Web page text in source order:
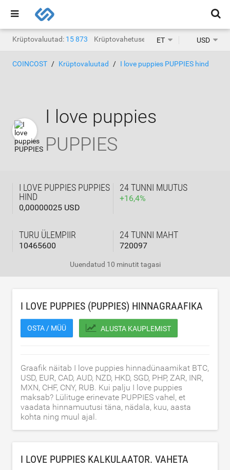
Krüptovaluutad: 15 873 Krüptovahetused: 1468
ET USD
COINCOST Krüptovaluutad I love puppies PUPPIES hind
I love puppies
PUPPIES
I LOVE PUPPIES PUPPIES
HIND
0,00000025 USD
24 TUNNI MUUTUS
+16,4%
TURU ÜLEMPIIR
10465600
24 TUNNI MAHT
720097
Uuendatud 10 minutit tagasi
I LOVE PUPPIES (PUPPIES) HINNAGRAAFIKA
OSTA / MÜÜ ALUSTA KAUPLEMIST
Graafik näitab I love puppies hinnadünaamikat BTC,
USD, EUR, CAD, AUD, NZD, HKD, SGD, PHP, ZAR, INR,
MXN, CHF, CNY, RUB. Kui palju I love puppies
maksab? Lülituge erinevate PUPPIES vahel, et
vaadata hinnamuutusi täna, nädala, kuu, aasta
kohta ning muul ajal.
I LOVE PUPPIES KALKULAATOR. VAHETA